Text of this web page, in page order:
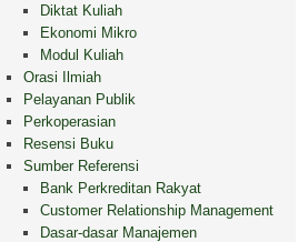
Diktat Kuliah
Ekonomi Mikro
Modul Kuliah
Orasi Ilmiah
Pelayanan Publik
Perkoperasian
Resensi Buku
Sumber Referensi
Bank Perkreditan Rakyat
Customer Relationship Management
Dasar-dasar Manajemen